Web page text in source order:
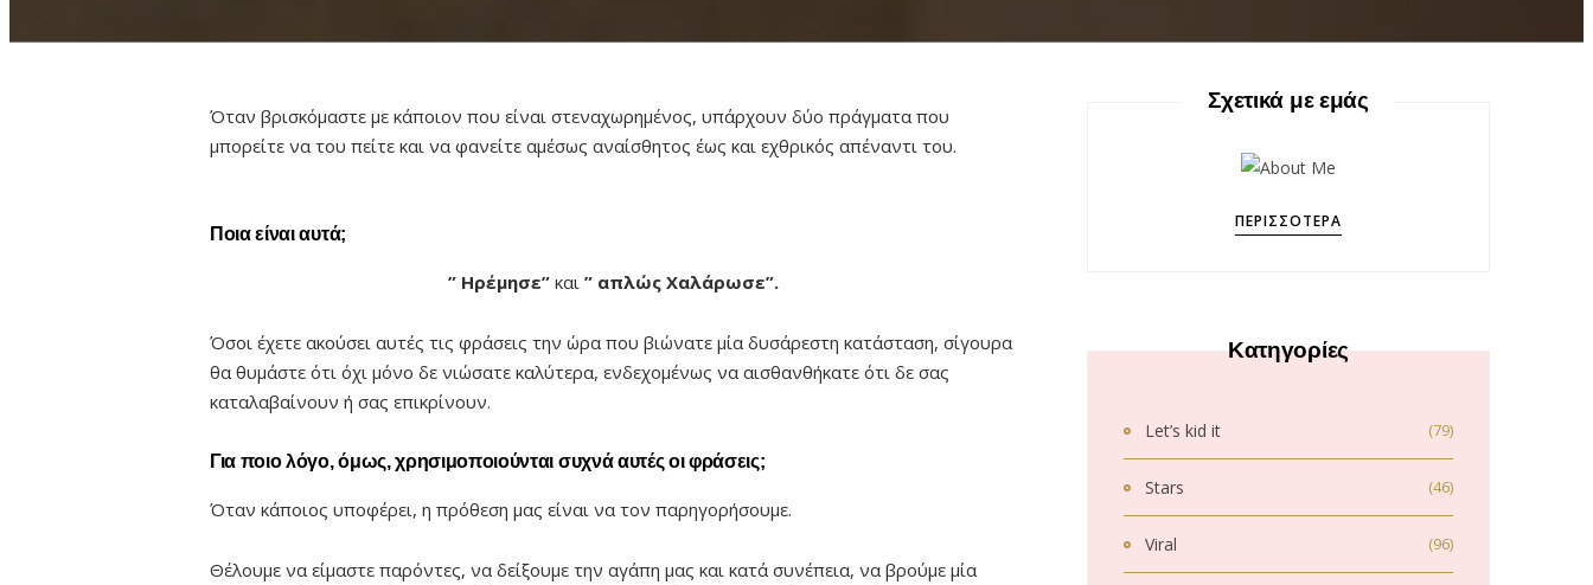
Όταν βρισκόμαστε με κάποιον που είναι στεναχωρημένος, υπάρχουν δύο πράγματα που
μπορείτε να του πείτε και να φανείτε αμέσως αναίσθητος έως και εχθρικός απέναντι του.
Ποια είναι αυτά;
” Ηρέμησε” και ” απλώς Χαλάρωσε”.
Όσοι έχετε ακούσει αυτές τις φράσεις την ώρα που βιώνατε μία δυσάρεστη κατάσταση, σίγουρα
θα θυμάστε ότι όχι μόνο δε νιώσατε καλύτερα, ενδεχομένως να αισθανθήκατε ότι δε σας
καταλαβαίνουν ή σας επικρίνουν.
Για ποιο λόγο, όμως, χρησιμοποιούνται συχνά αυτές οι φράσεις;
Όταν κάποιος υποφέρει, η πρόθεση μας είναι να τον παρηγορήσουμε.
Θέλουμε να είμαστε παρόντες, να δείξουμε την αγάπη μας και κατά συνέπεια, να βρούμε μία
Σχετικά με εμάς
ΠΕΡΙΣΣΌΤΕΡΑ
Κατηγορίες
Let’s kid it (79)
Stars (46)
Viral (96)